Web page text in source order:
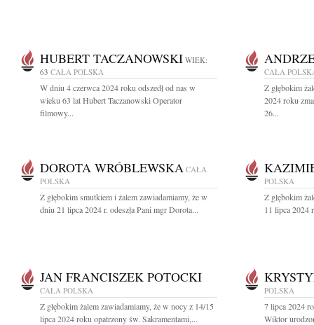
HUBERT TACZANOWSKI WIEK:
63 CAŁA POLSKA
W dniu 4 czerwca 2024 roku odszedł od nas w
wieku 63 lat Hubert Taczanowski Operator
filmowy...
CAŁA
Z głębokim
2024 roku
26...
DOROTA WRÓBLEWSKA CAŁA
POLSKA
Z głębokim smutkiem i żalem zawiadamiamy, że w
dniu 21 lipca 2024 r. odeszła Pani mgr Dorota...
POLSKA
Z głębokim
11 lipca 2024
JAN FRANCISZEK POTOCKI
CAŁA POLSKA
Z głębokim żalem zawiadamiamy, że w nocy z 14/15
lipca 2024 roku opatrzony św. Sakramentami,...
POLSKA
7 lipca 2024
Wiktor